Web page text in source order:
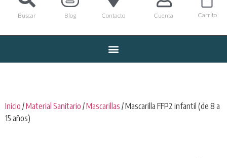
Buscar Blog Contacto Cuenta Carrito
Inicio /Material Sanitario /Mascarillas / Mascarilla FFP2 infantil (de 8 a
15 años)